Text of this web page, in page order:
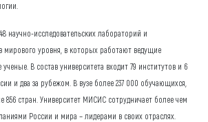
научно-исследовательских лабораторий и
мирового уровня, в которых работают ведущие
В состав университета входит 79 институтов и 6
и два за рубежом. В вузе более 237 000 обучающихся,
856 стран. Университет МИСИС сотрудничает более чем
России и мира – лидерами в своих отраслях.